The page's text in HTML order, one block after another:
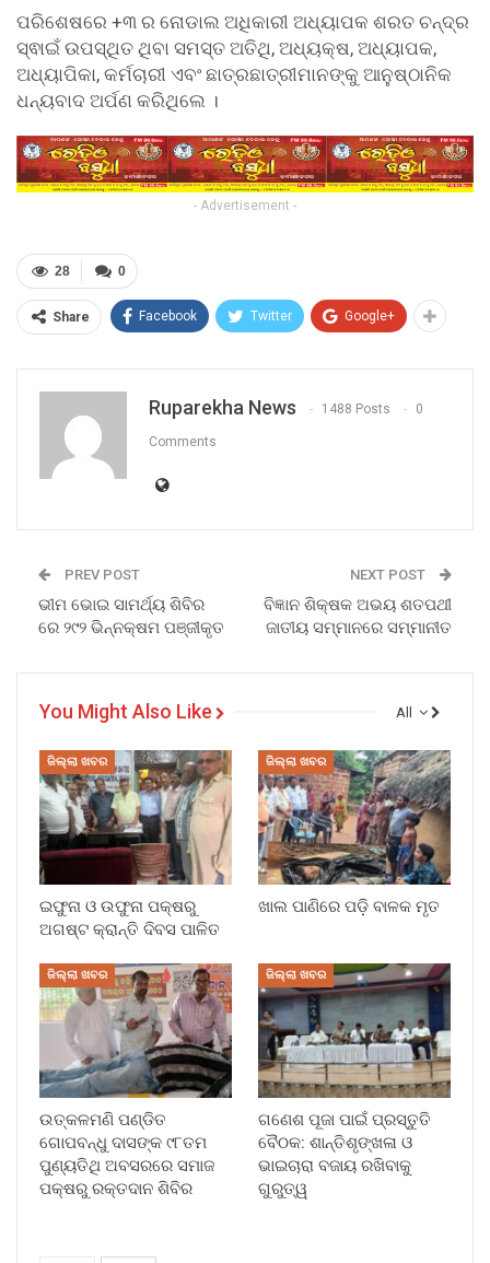
ପରିଶେଷରେ +୩ ର ନୋଡାଲ ଅଧିକାରୀ ଅଧ୍ୟାପକ ଶରତ ଚନ୍ଦ୍ର
ସ୍ଵାଇଁ ଉପସ୍ଥିତ ଥିବା ସମସ୍ତ ଅତିଥି, ଅଧ୍ୟକ୍ଷ, ଅଧ୍ୟାପକ,
ଅଧ୍ୟାପିକା, କର୍ମଚାରୀ ଏବଂ ଛାତ୍ରଛାତ୍ରୀମାନଙ୍କୁ ଆନୁଷ୍ଠାନିକ
ଧନ୍ୟବାଦ ଅର୍ପଣ କରିଥିଲେ ।
- Advertisement -
0
28
Share Facebook Twitter Google+
Ruparekha News 1488 Posts 0
Comments
PREV POST
ଭୀମ ଭୋଇ ସାମର୍ଥ୍ୟ ଶିବିର
ରେ ୨୯୨ ଭିନ୍ନକ୍ଷମ ପଞ୍ଜୀକୃତ
NEXT POST
ବିଜ୍ଞାନ ଶିକ୍ଷକ ଅଭୟ ଶତପଥୀ
ଜାତୀୟ ସମ୍ମାନରେ ସମ୍ମାନୀତ
All
You Might Also Like
ଜିଲ୍ଲା ଖବର
ଇଫୁନା ଓ ଉଫୁନା ପକ୍ଷରୁ
ଅଗଷ୍ଟ କ୍ରାନ୍ତି ଦିବସ ପାଳିତ
ଜିଲ୍ଲା ଖବର
ଖାଲ ପାଣିରେ ପଡ଼ି ବାଳକ ମୃତ
ଜିଲ୍ଲା ଖବର
ଉତ୍କଳମଣି ପଣ୍ଡିତ
ଗୋପବନ୍ଧୁ ଦାସଙ୍କ ୯୮ତମ
ପୁଣ୍ୟତିଥି ଅବସରରେ ସମାଜ
ପକ୍ଷରୁ ରକ୍ତଦାନ ଶିବିର
ଜିଲ୍ଲା ଖବର
ଗଣେଶ ପୂଜା ପାଇଁ ପ୍ରସ୍ତୁତି
ବୈଠକ: ଶାନ୍ତିଶୃଙ୍ଖଳା ଓ
ଭାଇଚାରା ବଜାୟ ରଖିବାକୁ
ଗୁରୁତ୍ୱ